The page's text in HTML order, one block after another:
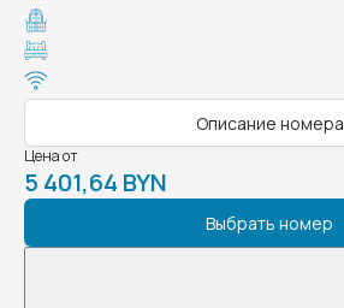
Описание номера
Цена от
5 401,64 BYN
Выбрать номер